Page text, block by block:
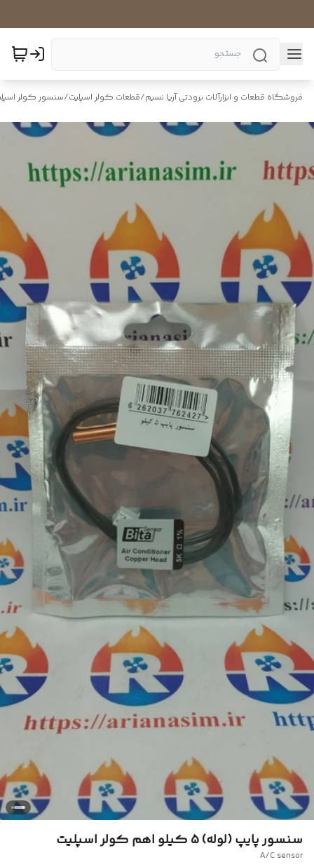
فروشگاه قطعات و ابزارآلات برودتی آریا نسیم/قطعات کولر اسپلیت/سنسور کولر
سنسور پایپ (لوله) 5 کیلو اهم کولر اسپلیت
A/C sensor